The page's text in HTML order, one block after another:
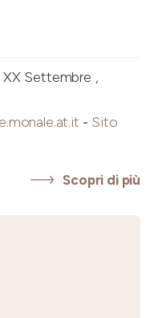
Settembre ,
- Sito
Scopri di più